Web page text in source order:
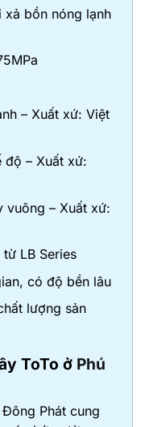
xả bồn nóng lạnh
– Xuất xứ: Việt
độ – Xuất xứ:
vuông – Xuất xứ:
LB Series
có độ bền lâu
lượng sản
ToTo ở Phú
Phát cung